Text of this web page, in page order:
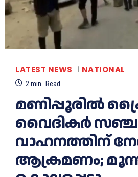
LATEST NEWS NATIONAL
2min. Read
മണിപ്പൂരില്‍
വൈദികര്‍
വാഹനത്തിന്
ആക്രമണം;